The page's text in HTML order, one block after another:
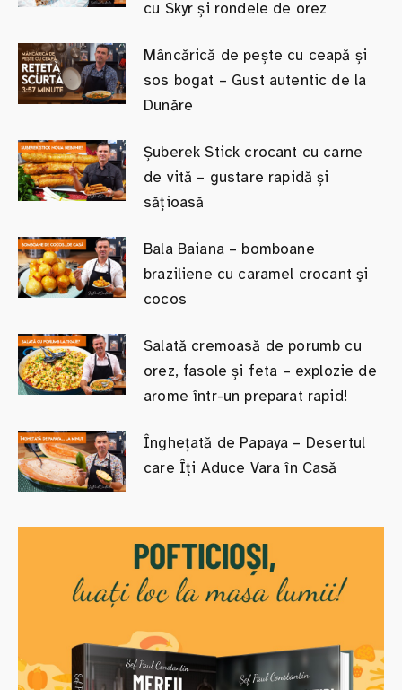
cu Skyr și rondele de orez
Mâncărică de pește cu ceapă și
sos bogat – Gust autentic de la
Dunăre
Șuberek Stick crocant cu carne
de vită – gustare rapidă și
sățioasă
Bala Baiana – bomboane
braziliene cu caramel crocant şi
cocos
Salată cremoasă de porumb cu
orez, fasole și feta – explozie de
arome într-un preparat rapid!
Înghețată de Papaya – Desertul
care Îți Aduce Vara în Casă